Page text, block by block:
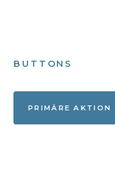
BUTTONS
PRIMÄRE AKTION